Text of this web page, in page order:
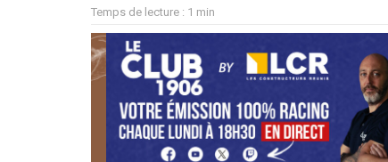
Temps de lecture : 1 min